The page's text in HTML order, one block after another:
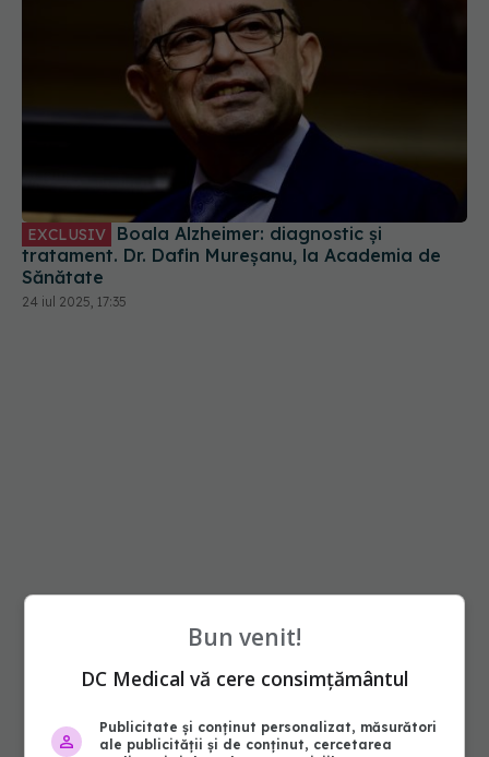
EXCLUSIV
tratament. Dr. Dafin Mureșanu, la Academia de
Sănătate
24 iul 2025, 17:35
Bun venit!
DC Medical vă cere consimțământul
Publicitate și conținut personalizat, măsurători
ale publicității și de conținut, cercetarea